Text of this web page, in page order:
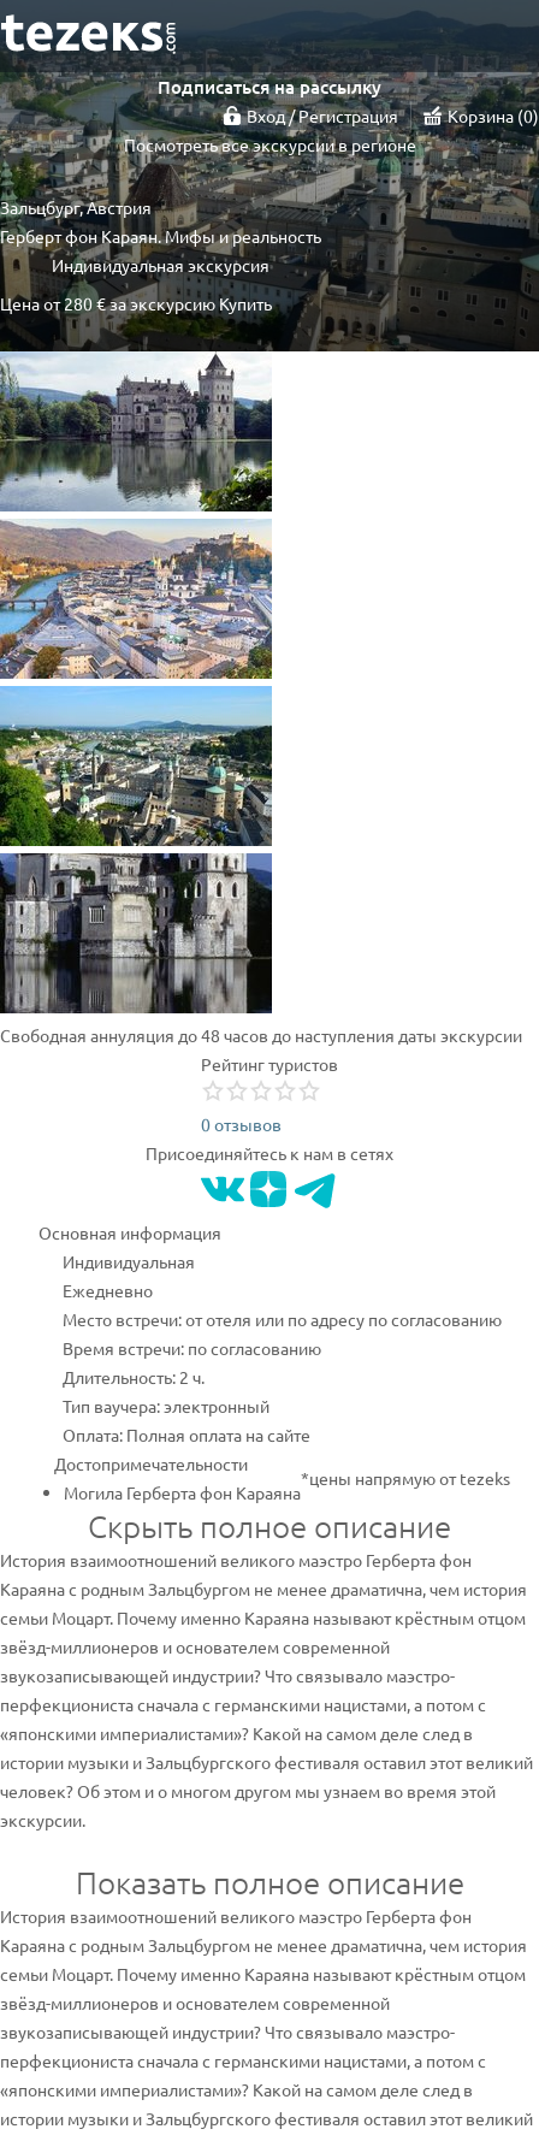
Подписаться на рассылку
Вход / Регистрация Корзина 0
Посмотреть все экскурсии в регионе
Зальцбург, Австрия
Герберт фон Караян. Мифы и реальность
Индивидуальная экскурсия
Цена от 280 €за экскурсиюКупить
Свободная аннуляция до 48 часов до наступления даты экскурсии
Рейтинг туристов
0 отзывов
Присоединяйтесь к нам в сетях
Основная информация
Индивидуальная
Ежедневно
Место встречи: от отеля или по адресу по согласованию
Время встречи: по согласованию
Длительность: 2 ч.
Тип ваучера: электронный
Оплата: Полная оплата на сайте
Достопримечательности
Могила Герберта фон Караяна
*цены напрямую от tezeks
Скрыть полное описание
История взаимоотношений великого маэстро Герберта фон
Караяна с родным Зальцбургом не менее драматична, чем история
семьи Моцарт. Почему именно Караяна называют крёстным отцом
звёзд-миллионеров и основателем современной
звукозаписывающей индустрии? Что связывало маэстро-
перфекциониста сначала с германскими нацистами, а потом с
«японскими империалистами»? Какой на самом деле след в
истории музыки и Зальцбургского фестиваля оставил этот великий
человек? Об этом и о многом другом мы узнаем во время этой
экскурсии.
Показать полное описание
История взаимоотношений великого маэстро Герберта фон
Караяна с родным Зальцбургом не менее драматична, чем история
семьи Моцарт. Почему именно Караяна называют крёстным отцом
звёзд-миллионеров и основателем современной
звукозаписывающей индустрии? Что связывало маэстро-
перфекциониста сначала с германскими нацистами, а потом с
«японскими империалистами»? Какой на самом деле след в
истории музыки и Зальцбургского фестиваля оставил этот великий